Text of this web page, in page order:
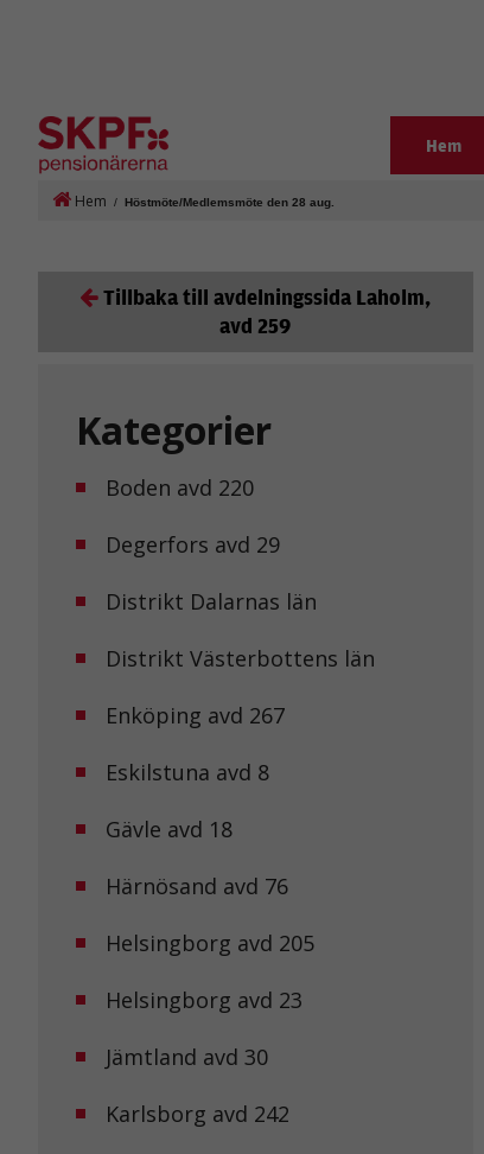
Hem
Hem / Höstmöte/Medlemsmöte den 28 aug.
Tillbaka till avdelningssida Laholm,
avd 259
Kategorier
Boden avd 220
Degerfors avd 29
Distrikt Dalarnas län
Distrikt Västerbottens län
Enköping avd 267
Eskilstuna avd 8
Gävle avd 18
Härnösand avd 76
Helsingborg avd 205
Helsingborg avd 23
Jämtland avd 30
Karlsborg avd 242